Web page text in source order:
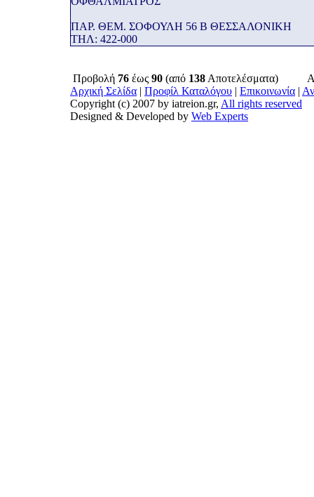
ΠΑΡ. ΘΕΜ. ΣΟΦΟΥΛΗ 56 Β ΘΕΣΣΑΛΟΝΙΚΗ
THΛ: 422-000
Προβολή 76 έως 90 (από 138 Αποτελέσματα)
Αρχική Σελίδα | Προφίλ Καταλόγου | Επικοινωνία |
Copyright (c) 2007 by iatreion.gr, All rights reserved
Designed & Developed by Web Experts